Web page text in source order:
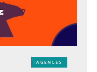
AGENCES